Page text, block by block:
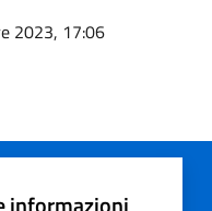
2023, 17:06